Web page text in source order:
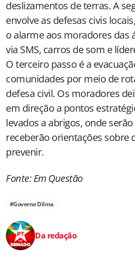
deslizamentos de terras. A
envolve as defesas civis
o alarme aos moradores das
via SMS, carros de som e
O terceiro passo é a
comunidades por meio de
defesa civil. Os moradores
em direção a pontos
levados a abrigos, onde
receberão orientações sobre
prevenir.
Fonte: Em Questão
#Governo Dilma
Da redação